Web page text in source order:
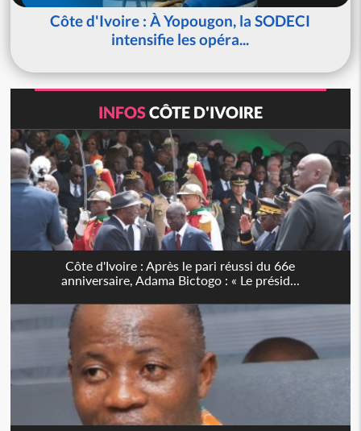
Côte d'Ivoire : À Yopougon, la SODECI
intensifie les opéra...
INFOSCÔTE D'IVOIRE
Côte d'Ivoire : Après le pari réussi du 66e
anniversaire, Adama Bictogo : « Le présid...